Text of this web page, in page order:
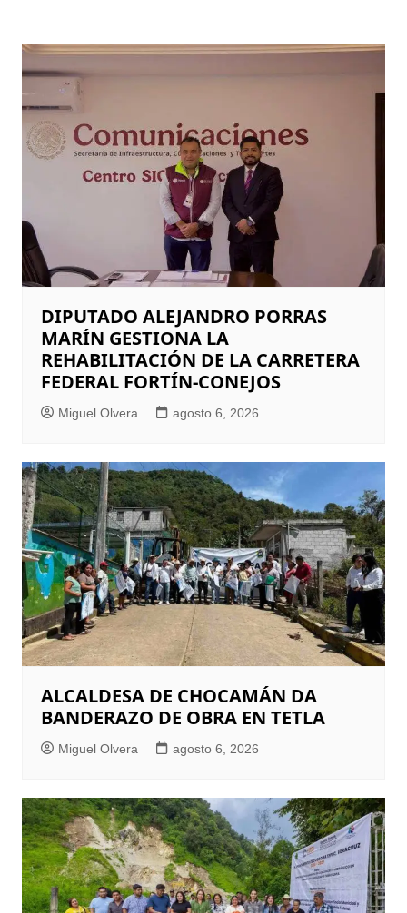
DIPUTADO ALEJANDRO PORRAS
MARÍN GESTIONA LA
REHABILITACIÓN DE LA CARRETERA
FEDERAL FORTÍN-CONEJOS
Miguel Olvera agosto 6, 2026
ALCALDESA DE CHOCAMÁN DA
BANDERAZO DE OBRA EN TETLA
Miguel Olvera agosto 6, 2026